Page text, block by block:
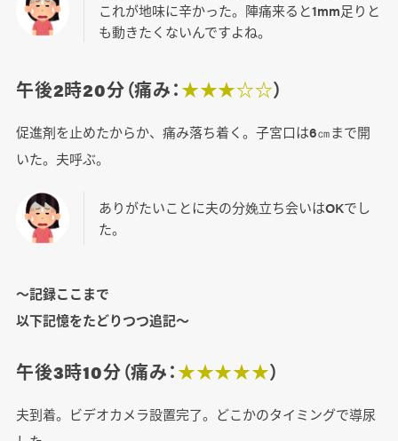
これが地味に辛かった。陣痛来ると1mm足りと
も動きたくないんですよね。
午後2時20分（痛み：★★★☆☆）
促進剤を止めたからか、痛み落ち着く。子宮口は6㎝まで開
いた。夫呼ぶ。
ありがたいことに夫の分娩立ち会いはOKでし
た。
～記録ここまで
以下記憶をたどりつつ追記～
午後3時10分（痛み：★★★★★）
夫到着。ビデオカメラ設置完了。どこかのタイミングで導尿